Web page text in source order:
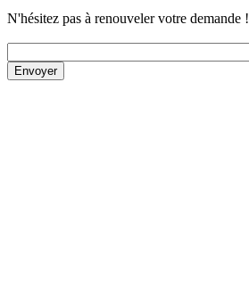
N'hésitez pas à renouveler votre demande !